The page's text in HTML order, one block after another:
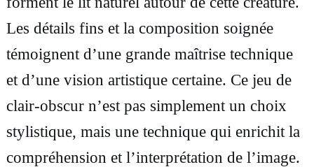
b
l
a
n
c
–
Les détails fins et la composition soignée
témoignent d’une grande maîtrise technique
et d’une vision artistique certaine. Ce jeu de
clair-obscur n’est pas simplement un choix
stylistique, mais une technique qui enrichit la
compréhension et l’interprétation de l’image.